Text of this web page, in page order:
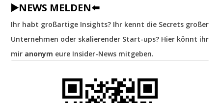
▶️NEWS MELDEN⬅️
Ihr habt großartige Insights? Ihr kennt die Secrets großer
Unternehmen oder skalierender Start-ups? Hier könnt ihr
mir anonym eure Insider-News mitgeben.